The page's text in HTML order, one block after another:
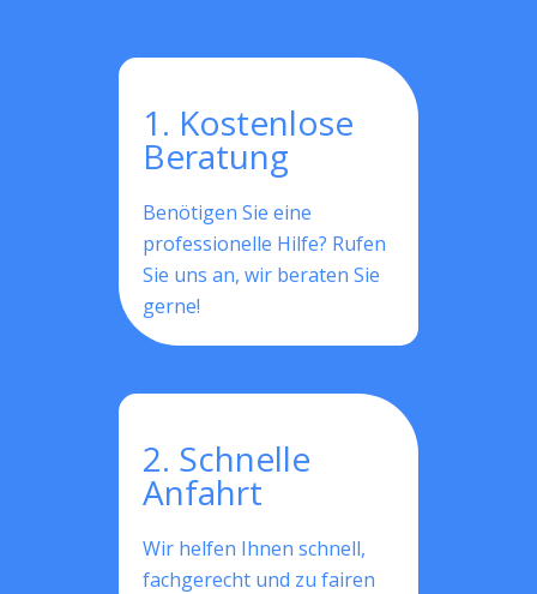
1. Kostenlose
Beratung
Benötigen Sie eine
professionelle Hilfe? Rufen
Sie uns an, wir beraten Sie
gerne!
2. Schnelle
Anfahrt
Wir helfen Ihnen schnell,
fachgerecht und zu fairen